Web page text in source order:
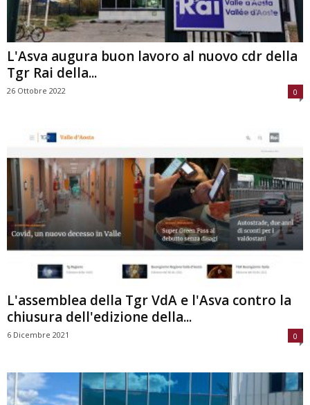
L'Asva augura buon lavoro al nuovo cdr della
Tgr Rai della...
26 Ottobre 2022 0
L'assemblea della Tgr VdA e l'Asva contro la
chiusura dell'edizione della...
6 Dicembre 2021 0